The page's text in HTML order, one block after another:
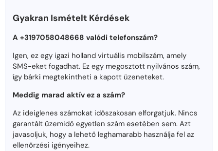
Gyakran Ismételt Kérdések
A +3197058048668 valódi telefonszám?
Igen, ez egy igazi holland virtuális mobilszám, amely
SMS-eket fogadhat. Ez egy megosztott nyilvános szám,
így bárki megtekintheti a kapott üzeneteket.
Meddig marad aktív ez a szám?
Az ideiglenes számokat időszakosan elforgatjuk. Nincs
garantált üzemidő egyetlen szám esetében sem. Azt
javasoljuk, hogy a lehető leghamarabb használja fel az
ellenőrzési igényeihez.